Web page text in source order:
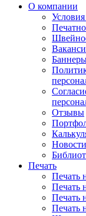
О компании
Отзывы
Новости
Печать
Печать
Печать
Печать
Печать